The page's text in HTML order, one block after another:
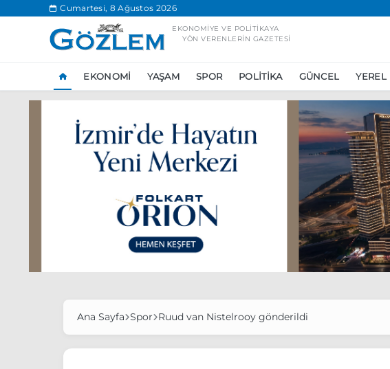
Cumartesi, 8 Ağustos 2026
EKONOMIYE VE POLITIKAYA
YÖN VERENLERIN GAZETESI
EKONOMI YAŞAM SPOR POLITIKA GÜNCEL YEREL
Ankara’da eylem
Ünlü çift bir etkinliğe daha
Ana Sayfa Spor Ruud van Nistelrooy gönderildi